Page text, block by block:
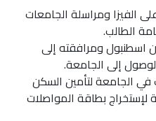
الفيزا ومراسلة الجامعات
الطالب.
اسطنبول ومرافقته إلى
إلى الجامعة.
في الجامعة لتأمين السكن
لإستخراج بطاقة المواصلات